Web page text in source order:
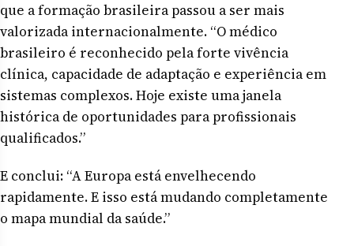
que a formação brasileira passou a ser mais
valorizada internacionalmente. “O médico
brasileiro é reconhecido pela forte vivência
clínica, capacidade de adaptação e experiência em
sistemas complexos. Hoje existe uma janela
histórica de oportunidades para profissionais
qualificados.”
E conclui: “A Europa está envelhecendo
rapidamente. E isso está mudando completamente
o mapa mundial da saúde.”